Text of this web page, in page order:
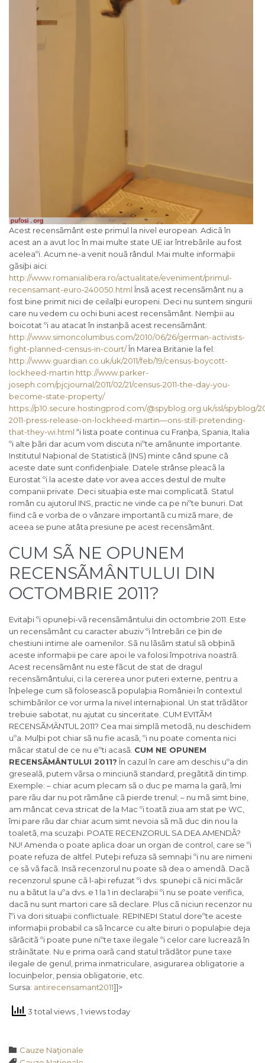
Acest recensãmânt este primul la nivel european. Adicã în
acest an a avut loc în mai multe state UE iar întrebãrile au fost
aceleaºi. Acum ne-a venit nouã rândul. Mai multe informaþii
gãsiþi aici:
http://www.romanialibera.ro/actualitate/eveniment/primul-
recensamant-euro-240050.htmlÎnsã acest recensãmânt nu a
fost bine primit nici de ceilalþi europeni. Deci nu suntem singurii
care nu vedem cu ochi buni acest recensãmânt. Nemþii au
boicotat ºi au atacat în instanþã acest recensãmânt:
http://www.simoncolumbus.com/2010/06/26/german-activists-
fight-planned-census-in-court/În Marea Britanie la fel:
http://www.guardian.co.uk/uk/2011/feb/19/census-boycott-
lockheed-martin http://www.parker-
joseph.com/pjcjournal/2011/02/21/census-2011-the-day-you-
become-state-property/
https://p10.secure.hostingprod.com/@spyblog.org.uk/ssl/spyblog/
2011-press-release-on-lockheed-martin—ons-still-pretending-
that-they-wi.html ªi lista poate continua cu Franþa, Spania, Italia
ºi alte þãri dar acum vom discuta niºte amãnunte importante.
Institutul Naþional de Statisticã (INS) minte când spune cã
aceste date sunt confidenþiale. Datele strânse pleacã la
Eurostat ºi la aceste date vor avea acces destul de multe
companii private. Deci situaþia este mai complicatã. Statul
român cu ajutorul INS, practic ne vinde ca pe niºte bunuri. Dat
fiind cã e vorba de o vânzare importantã cu mizã mare, de
aceea se pune atâta presiune pe acest recensãmânt.
CUM SÃ NE OPUNEM
RECENSÃMÂNTULUI DIN
OCTOMBRIE 2011?
Evitaþi ºi opuneþi-vã recensãmântului din octombrie 2011. Este
un recensãmânt cu caracter abuziv ºi întrebãri ce þin de
chestiuni intime ale oamenilor. Sã nu lãsãm statul sã obþinã
aceste informaþii pe care apoi le va folosi împotriva noastrã.
Acest recensãmânt nu este fãcut de stat de dragul
recensãmântului, ci la cererea unor puteri externe, pentru a
înþelege cum sã foloseascã populaþia României în contextul
schimbãrilor ce vor urma la nivel internaþional. Un stat trãdãtor
trebuie sabotat, nu ajutat cu sinceritate. CUM EVITÃM
RECENSÃMÂNTUL 2011? Cea mai simplã metodã, nu deschidem
uºa. Mulþi pot chiar sã nu fie acasã, ºi nu poate comenta nici
mãcar statul de ce nu eºti acasã. CUM NE OPUNEM
RECENSÃMÂNTULUI 2011? În cazul în care am deschis uºa din
gresealã, putem vãrsa o minciunã standard, pregãtitã din timp.
Exemple: – chiar acum plecam sã o duc pe mama la garã, îmi
pare rãu dar nu pot rãmâne cã pierde trenul; – nu mã simt bine,
am mâncat ceva stricat de la Mac ºi toatã ziua am stat pe WC,
îmi pare rãu dar chiar acum simt nevoia sã mã duc din nou la
toaletã, ma scuzaþi. POATE RECENZORUL SA DEA AMENDÃ?
NU! Amenda o poate aplica doar un organ de control, care se ºi
poate refuza de altfel. Puteþi refuza sã semnaþi ºi nu are nimeni
ce sã vã facã. Insã recenzorul nu poate sã dea o amendã. Dacã
recenzorul spune cã l-aþi refuzat ºi dvs. spuneþi cã nici mãcãr
nu a bãtut la uºa dvs. e 1 la 1 in declaraþii ºi nu se poate verifica,
dacã nu sunt martori care sã declare. Plus cã niciun recenzor nu
îºi va dori situaþii conflictuale. REÞINEÞI Statul doreºte aceste
informaþii probabil ca sã încarce cu alte biruri o populaþie deja
sãrãcitã ºi poate pune niºte taxe ilegale ºi celor care lucreazã în
strãinãtate. Nu e prima oarã cand statul trãdãtor pune taxe
ilegale de genul, prima inmatriculare, asigurarea obligatorie a
locuinþelor, pensia obligatorie, etc.
Sursa: antirecensamant2011]]>
3 total views , 1 views today
 Category
Cauze Naţionale